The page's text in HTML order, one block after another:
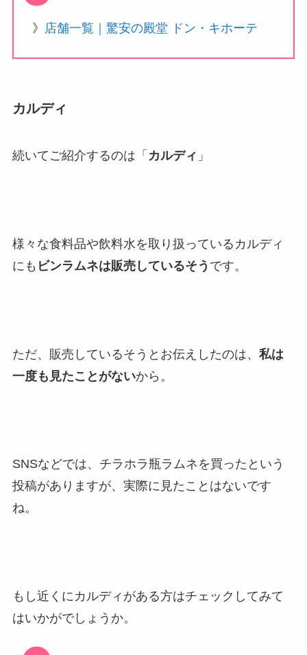
》 店舗一覧｜驚安の殿堂 ドン・キホーテ
カルディ
続いてご紹介するのは「 カルディ 」
様々な食料品や飲料水を取り扱っているカルディ
にも ビンラムネは販売しているそう です。
ただ、販売しているそうとお伝えしたのは、 私は
一度も見たことがないから。
SNSなどでは、チラホラ瓶ラムネを買ったという
投稿がありますが、実際に見たことはないです
ね。
もし近くにカルディがある方はチェックしてみて
はいかがでしょうか。